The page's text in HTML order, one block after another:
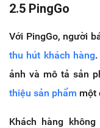
2.5 PingGo
Với PingGo, người
thu hút khách hàng
ảnh và mô tả sản
thiệu sản phẩm một
Khách hàng